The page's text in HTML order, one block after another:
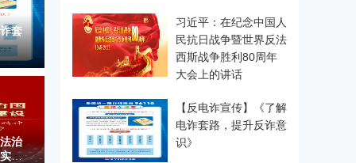
套
治
党
习近平：在纪念中国人
民抗日战争暨世界反法
西斯战争胜利80周年
大会上的讲话
【反电诈宣传】《了解
电诈套路，提升反诈意
识》